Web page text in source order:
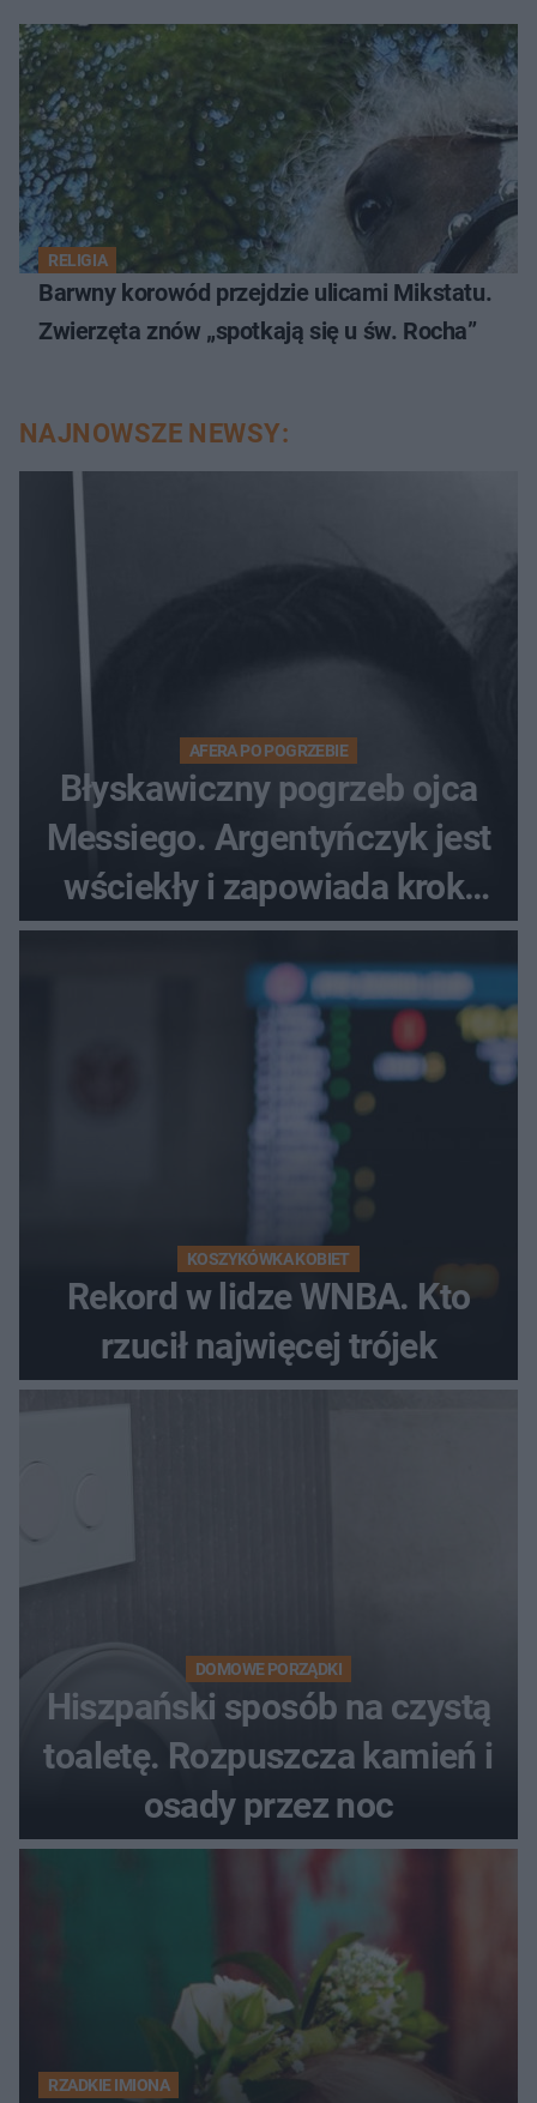
RELIGIA
Barwny korowód przejdzie ulicami Mikstatu.
Zwierzęta znów „spotkają się u św. Rocha”
NAJNOWSZE NEWSY:
AFERA PO POGRZEBIE
Błyskawiczny pogrzeb ojca
Messiego. Argentyńczyk jest
wściekły i zapowiada kroki
prawne
KOSZYKÓWKA KOBIET
Rekord w lidze WNBA. Kto
rzucił najwięcej trójek
DOMOWE PORZĄDKI
Hiszpański sposób na czystą
toaletę. Rozpuszcza kamień i
osady przez noc
RZADKIE IMIONA